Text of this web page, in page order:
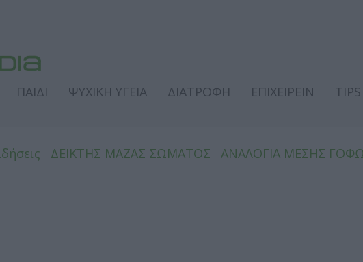
ΠΑΙΔΙ ΨΥΧΙΚΗ ΥΓΕΙΑ ΔΙΑΤΡΟΦΗ ΕΠΙΧΕΙΡΕΙΝ TIPS
ΔΕΙΚΤΗΣ ΜΑΖΑΣ ΣΩΜΑΤΟΣ
ΑΝΑΛΟΓΙΑ ΜΕΣΗΣ